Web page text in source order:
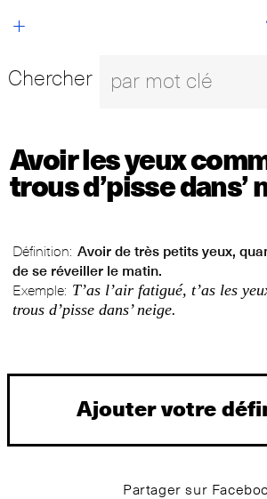
+
Chercher
Avoir les yeux
trous d’pisse dans’
Définition: Avoir de très petits yeux,
de se réveiller le matin.
Exemple: T’as l’air fatigué, t’as les
trous d’pisse dans’ neige.
Ajouter votre
Partager sur